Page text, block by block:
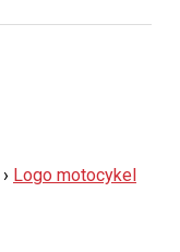
› Logo motocykel